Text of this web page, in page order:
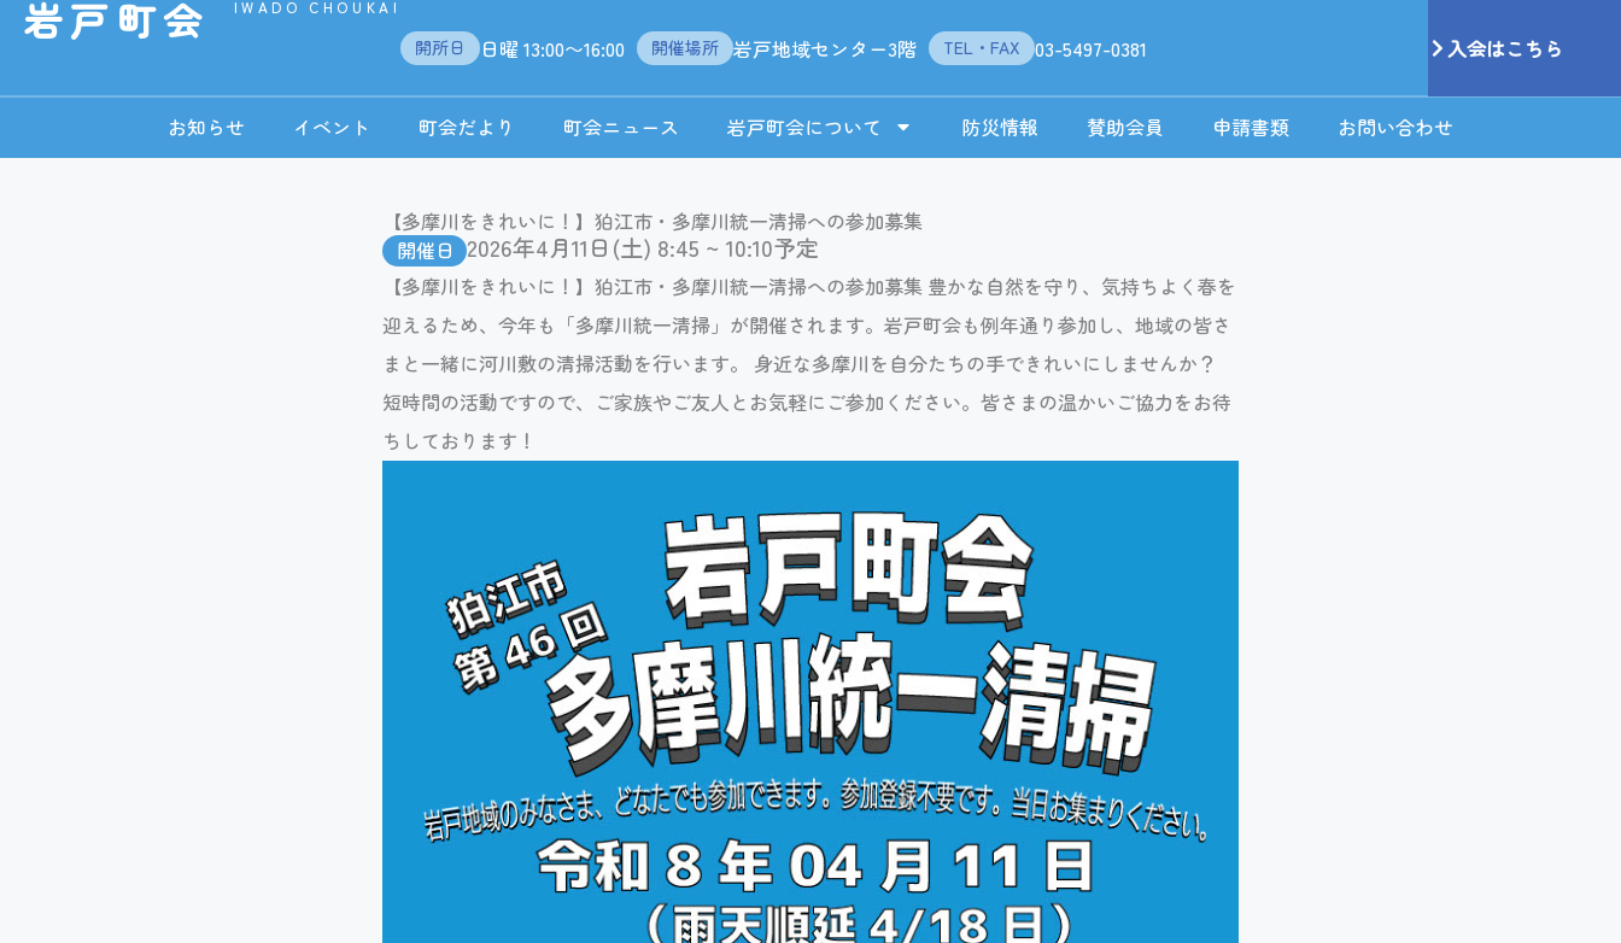
を
岩戸町会 IWADO CHOUKAI
開所日 日曜 13:00〜16:00 開催場所 岩戸地域センター3階 TEL・FAX 03-5497-0381 入会はこちら
お知らせ イベント 町会だより 町会ニュース 岩戸町会について 防災情報 賛助会員 申請書類 お問い合わせ
【多摩川をきれいに！】狛江市・多摩川統一清掃への参加募集
開催日 2026年4月11日(土) 8:45 ~ 10:10予定
【多摩川をきれいに！】狛江市・多摩川統一清掃への参加募集 豊かな自然を守り、気持ちよく春を
迎えるため、今年も「多摩川統一清掃」が開催されます。岩戸町会も例年通り参加し、地域の皆さ
まと一緒に河川敷の清掃活動を行います。 身近な多摩川を自分たちの手できれいにしませんか？
短時間の活動ですので、ご家族やご友人とお気軽にご参加ください。皆さまの温かいご協力をお待
ちしております！